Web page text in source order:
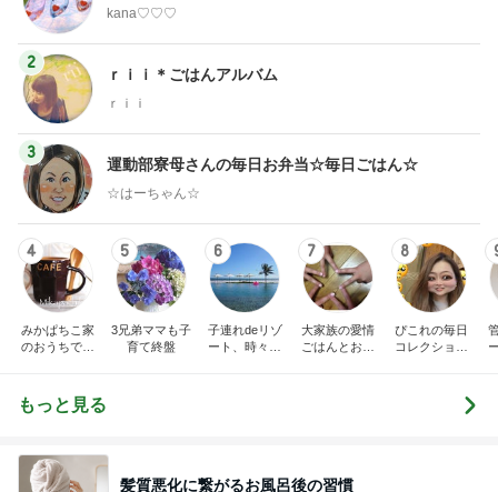
kana♡♡♡
2
ｒｉｉ＊ごはんアルバム
ｒｉｉ
3
運動部寮母さんの毎日お弁当☆毎日ごはん☆
☆はーちゃん☆
4
みかぱちこ家
のおうちでご
5
3兄弟ママも子
育て終盤
6
子連れdeリゾ
ート、時々キ
7
大家族の愛情
ごはんとお弁
8
ぴこれの毎日
コレクション
もっと見る
髪質悪化に繋がるお風呂後の習慣